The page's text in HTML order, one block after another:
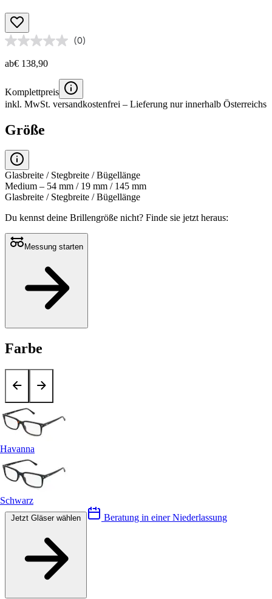
(0)
ab€ 138,90
Komplettpreis
inkl. MwSt. versandkostenfrei – Lieferung nur innerhalb Österreichs
Größe
Glasbreite / Stegbreite / Bügellänge
Medium – 54 mm / 19 mm / 145 mm
Glasbreite / Stegbreite / Bügellänge
Du kennst deine Brillengröße nicht? Finde sie jetzt heraus:
Messung starten
Farbe
Havanna
Schwarz
Beratung in einer Niederlassung